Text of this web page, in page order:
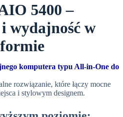
5400 –
i wydajność w
komputera typu All-in-One do
rozwiązanie, które łączy mocne
i stylowym designem.